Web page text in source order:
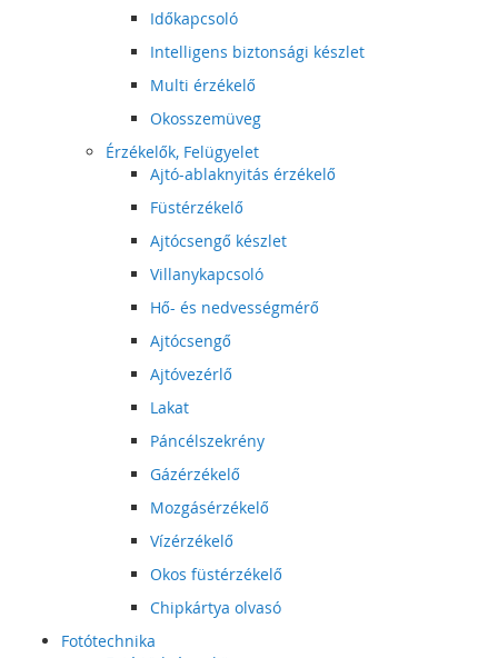
Időkapcsoló
Intelligens biztonsági készlet
Multi érzékelő
Okosszemüveg
Érzékelők, Felügyelet
Ajtó-ablaknyitás érzékelő
Füstérzékelő
Ajtócsengő készlet
Villanykapcsoló
Hő- és nedvességmérő
Ajtócsengő
Ajtóvezérlő
Lakat
Páncélszekrény
Gázérzékelő
Mozgásérzékelő
Vízérzékelő
Okos füstérzékelő
Chipkártya olvasó
Fotótechnika